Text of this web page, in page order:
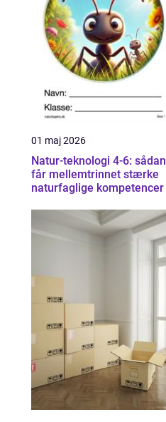
01 maj 2026
Natur-teknologi 4-6: sådan
får mellemtrinnet stærke
naturfaglige kompetencer